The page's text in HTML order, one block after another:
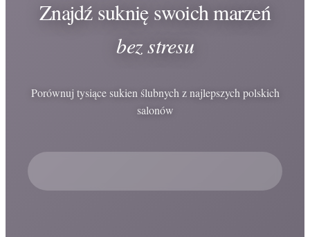
Znajdź suknię swoich marzeń
bez stresu
Porównuj tysiące sukien ślubnych z najlepszych polskich
salonów